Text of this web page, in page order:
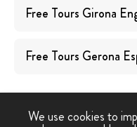
Free Tours Girona
Free Tours Gerona
We use cookies to